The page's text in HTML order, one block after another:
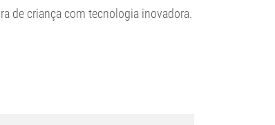
de criança com tecnologia inovadora.